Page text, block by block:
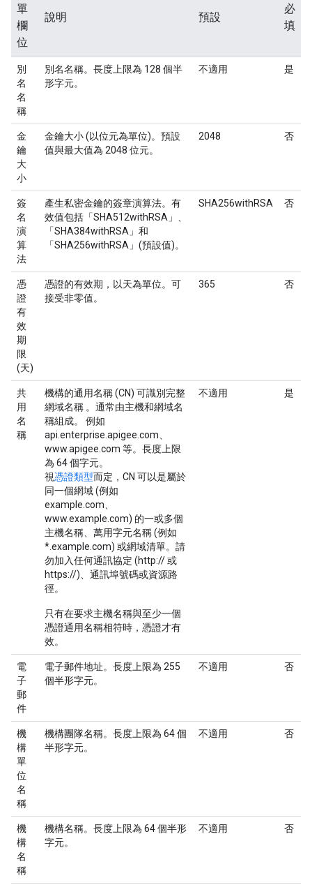
單
欄
位
說明 預設
必
填
別
名
名
稱
別名名稱。長度上限為 128 個半
形字元。
不適用 是
金
鑰
大
小
金鑰大小 (以位元為單位)。預設
值與最大值為 2048 位元。
2048 否
簽
名
演
算
法
產生私密金鑰的簽章演算法。有
效值包括「SHA512withRSA」、
「SHA384withRSA」和
「SHA256withRSA」(預設值)。
SHA256withRSA 否
憑
證
有
效
期
限
(天)
憑證的有效期，以天為單位。可
接受非零值。
365 否
共
用
名
稱
機構的通用名稱 (CN) 可識別完整
網域名稱 。通常由主機和網域名
稱組成。 例如
api.enterprise.apigee.com、
www.apigee.com 等。長度上限
為 64 個字元。
視憑證類型而定，CN 可以是屬於
同一個網域 (例如
example.com、
www.example.com) 的一或多個
主機名稱、萬用字元名稱 (例如
*.example.com) 或網域清單。請
勿加入任何通訊協定 (http:// 或
https://)、通訊埠號碼或資源路
徑。
只有在要求主機名稱與至少一個
憑證通用名稱相符時，憑證才有
效。
不適用 是
電
子
郵
件
電子郵件地址。長度上限為 255
個半形字元。
不適用 否
機
構
單
位
名
稱
機構團隊名稱。長度上限為 64 個
半形字元。
不適用 否
機
構
名
稱
機構名稱。長度上限為 64 個半形
字元。
不適用 否